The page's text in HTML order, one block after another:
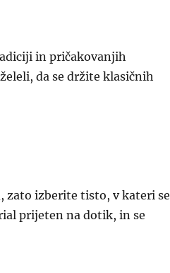
in pričakovanjih
da se držite klasičnih
zato izberite tisto, v kateri se
prijeten na dotik, in se